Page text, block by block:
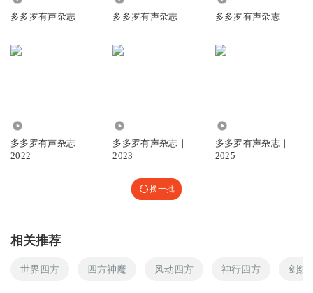
说书人的状态明显不对吧？他肯定不是不小心到这的，而且
刀刀罗有知识好故事20
吴喜望，无希望
多多罗有声杂志 多多罗有声杂志 多多罗有声杂志
多多罗有声杂志｜
2022
多多罗有声杂志｜
2023
多多罗有声杂志｜
2025
换一批
相关推荐
世界四方 四方神魔 风动四方 神行四方 剑统